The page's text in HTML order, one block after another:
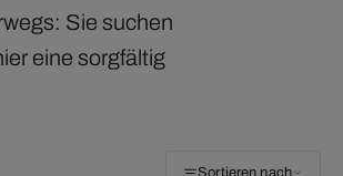
Sie suchen
eine sorgfältig
Sortieren nach